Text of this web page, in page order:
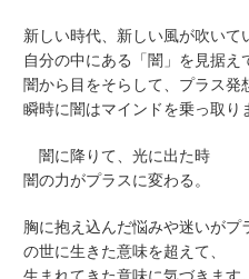
新しい時代、新しい風が吹いて
自分の中にある「闇」を見据え
闇から目をそらして、プラス発
瞬時に闇はマインドを乗っ取り
闇に降りて、光に出た時
闇の力がプラスに変わる。
胸に抱え込んだ悩みや迷いがプ
の世に生きた意味を超えて、